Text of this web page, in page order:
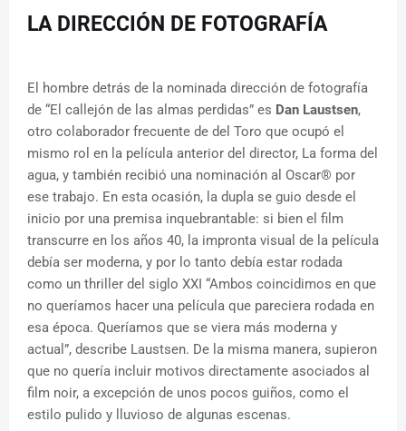
LA DIRECCIÓN DE FOTOGRAFÍA
El hombre detrás de la nominada dirección de fotografía
de “El callejón de las almas perdidas” es Dan Laustsen,
otro colaborador frecuente de del Toro que ocupó el
mismo rol en la película anterior del director, La forma del
agua, y también recibió una nominación al Oscar® por
ese trabajo. En esta ocasión, la dupla se guio desde el
inicio por una premisa inquebrantable: si bien el film
transcurre en los años 40, la impronta visual de la película
debía ser moderna, y por lo tanto debía estar rodada
como un thriller del siglo XXI “Ambos coincidimos en que
no queríamos hacer una película que pareciera rodada en
esa época. Queríamos que se viera más moderna y
actual”, describe Laustsen. De la misma manera, supieron
que no quería incluir motivos directamente asociados al
film noir, a excepción de unos pocos guiños, como el
estilo pulido y lluvioso de algunas escenas.